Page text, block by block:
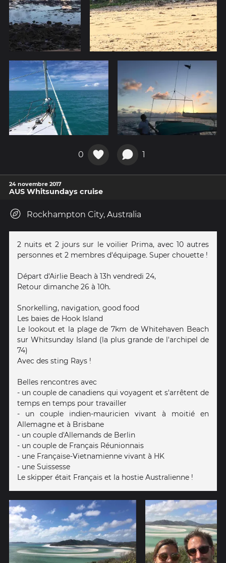
0 1
24 novembre 2017
AUS Whitsundays cruise
Rockhampton City, Australia
2 nuits et 2 jours sur le voilier Prima, avec 10 autres
personnes et 2 membres d'équipage. Super chouette !
Départ d'Airlie Beach à 13h vendredi 24,
Retour dimanche 26 à 10h.
Snorkelling, navigation, good food
Les baies de Hook Island
Le lookout et la plage de 7km de Whitehaven Beach
sur Whitsunday Island (la plus grande de l'archipel de
74)
Avec des sting Rays !
Belles rencontres avec
- un couple de canadiens qui voyagent et s'arrêtent de
temps en temps pour travailler
- un couple indien-mauricien vivant à moitié en
Allemagne et à Brisbane
- un couple d'Allemands de Berlin
- un couple de Français Réunionnais
- une Française-Vietnamienne vivant à HK
- une Suissesse
Le skipper était Français et la hostie Australienne !